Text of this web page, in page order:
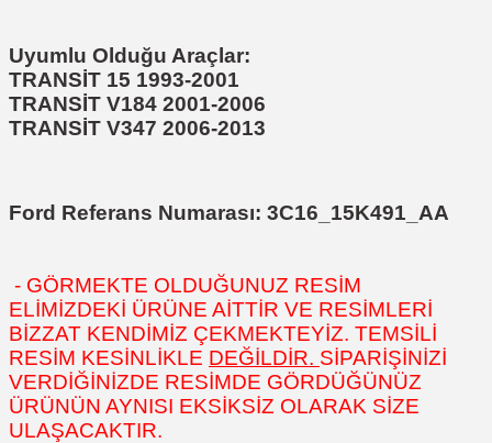
Uyumlu Olduğu Araçlar:
TRANSİT 15 1993-2001
TRANSİT V184 2001-2006
TRANSİT V347 2006-2013
Ford Referans Numarası: 3C16_15K491_AA
- GÖRMEKTE OLDUĞUNUZ RESİM
ELİMİZDEKİ ÜRÜNE AİTTİR VE RESİMLERİ
BİZZAT KENDİMİZ ÇEKMEKTEYİZ. TEMSİLİ
RESİM KESİNLİKLE DEĞİLDİR. SİPARİŞİNİZİ
VERDİĞİNİZDE RESİMDE GÖRDÜĞÜNÜZ
ÜRÜNÜN AYNISI EKSİKSİZ OLARAK SİZE
ULAŞACAKTIR.